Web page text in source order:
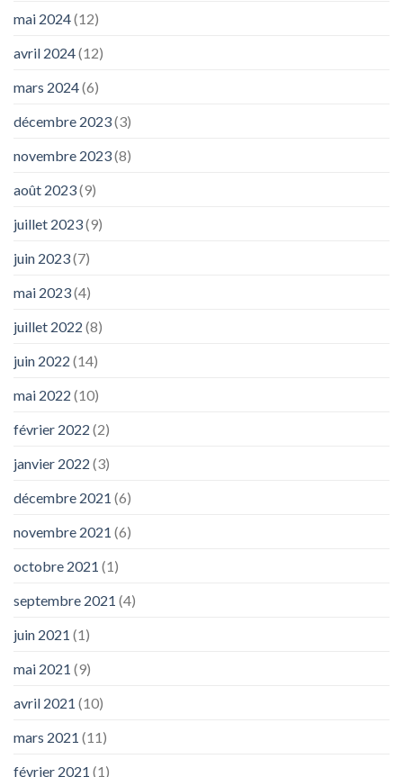
mai 2024(12)
avril 2024(12)
mars 2024(6)
décembre 2023(3)
novembre 2023(8)
août 2023(9)
juillet 2023(9)
juin 2023(7)
mai 2023(4)
juillet 2022 (8)
juin 2022 (14)
mai 2022 (10)
février 2022 (2)
janvier 2022 (3)
décembre 2021 (6)
novembre 2021 (6)
octobre 2021 (1)
septembre 2021 (4)
juin 2021 (1)
mai 2021 (9)
avril 2021 (10)
mars 2021 (11)
février 2021 (1)